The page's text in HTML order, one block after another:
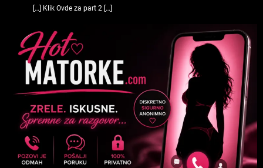
[…] Klik Ovde za part 2 […]